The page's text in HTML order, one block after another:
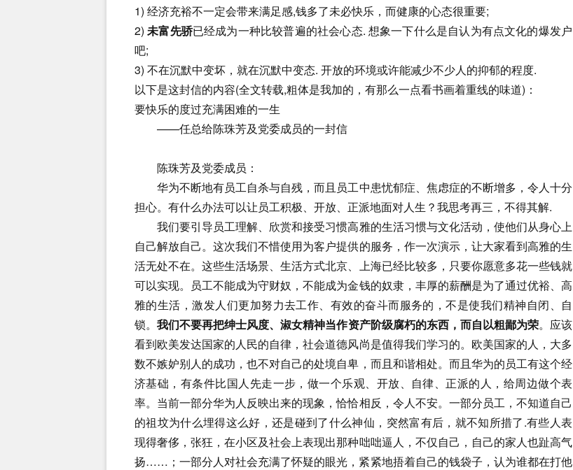
1) 经济充裕不一定会带来满足感,钱多了未必快乐，而健康的心态很重要;
2)未富先骄已经成为一种比较普遍的社会心态. 想象一下什么是自认为有点文化的爆发户
吧;
3) 不在沉默中变坏，就在沉默中变态. 开放的环境或许能减少不少人的抑郁的程度.
以下是这封信的内容(全文转载,粗体是我加的，有那么一点看书画着重线的味道)：
要快乐的度过充满困难的一生
——任总给陈珠芳及党委成员的一封信
陈珠芳及党委成员：
华为不断地有员工自杀与自残，而且员工中患忧郁症、焦虑症的不断增多，令人十分
担心。有什么办法可以让员工积极、开放、正派地面对人生？我思考再三，不得其解.
我们要引导员工理解、欣赏和接受习惯高雅的生活习惯与文化活动，使他们从身心上
自己解放自己。这次我们不惜使用为客户提供的服务，作一次演示，让大家看到高雅的生
活无处不在。这些生活场景、生活方式北京、上海已经比较多，只要你愿意多花一些钱就
可以实现。员工不能成为守财奴，不能成为金钱的奴隶，丰厚的薪酬是为了通过优裕、高
雅的生活，激发人们更加努力去工作、有效的奋斗而服务的，不是使我们精神自闭、自
锁。我们不要再把绅士风度、淑女精神当作资产阶级腐朽的东西，而自以粗鄙为荣。应该
看到欧美发达国家的人民的自律，社会道德风尚是值得我们学习的。欧美国家的人，大多
数不嫉妒别人的成功，也不对自己的处境自卑，而且和谐相处。而且华为的员工有这个经
济基础，有条件比国人先走一步，做一个乐观、开放、自律、正派的人，给周边做个表
率。当前一部分华为人反映出来的现象，恰恰相反，令人不安。一部分员工，不知道自己
的祖坟为什么埋得这么好，还是碰到了什么神仙，突然富有后，就不知所措了.有些人表
现得奢侈，张狂，在小区及社会上表现出那种咄咄逼人，不仅自己，自己的家人也趾高气
扬……；一部分人对社会充满了怀疑的眼光，紧紧地捂着自己的钱袋子，认为谁都在打他